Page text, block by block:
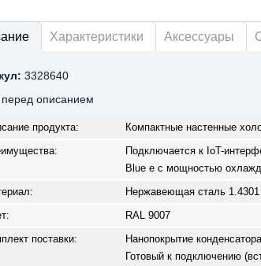
Характеристики Аксессуары
3328640
перед описанием
продукта:
Компактные настенные
Подключается к IoT-
Blue e с мощностью
Нержавеющая сталь
RAL 9007
поставки:
Нанопокрытие конденсатора
Готовый к подключению